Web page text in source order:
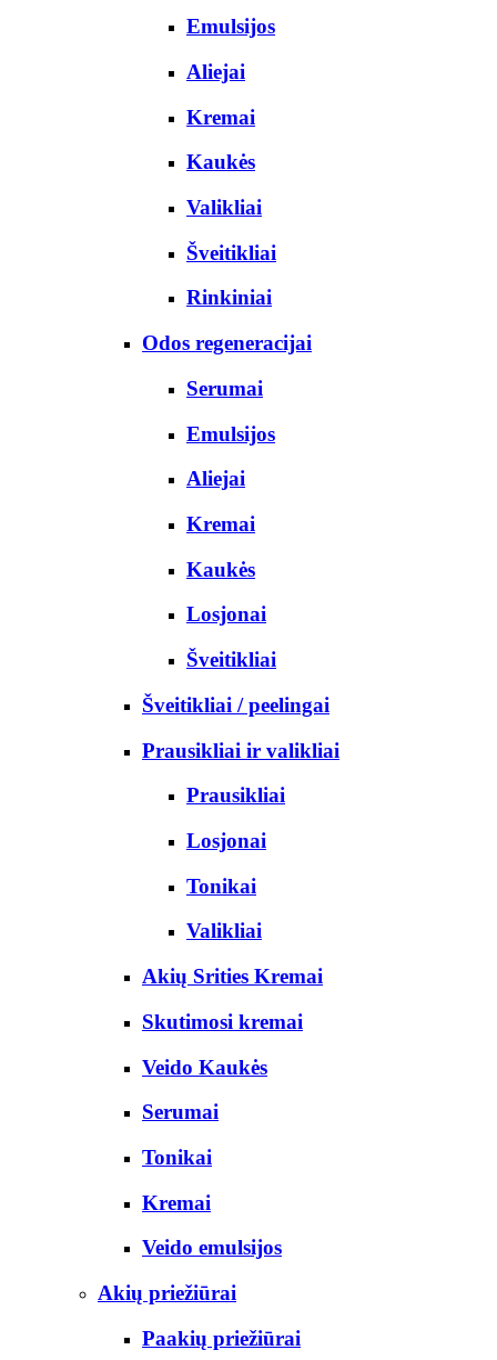
Emulsijos
Aliejai
Kremai
Kaukės
Valikliai
Šveitikliai
Rinkiniai
Odos regeneracijai
Serumai
Emulsijos
Aliejai
Kremai
Kaukės
Losjonai
Šveitikliai
Šveitikliai / peelingai
Prausikliai ir valikliai
Prausikliai
Losjonai
Tonikai
Valikliai
Akių Srities Kremai
Skutimosi kremai
Veido Kaukės
Serumai
Tonikai
Kremai
Veido emulsijos
Akių priežiūrai
Paakių priežiūrai